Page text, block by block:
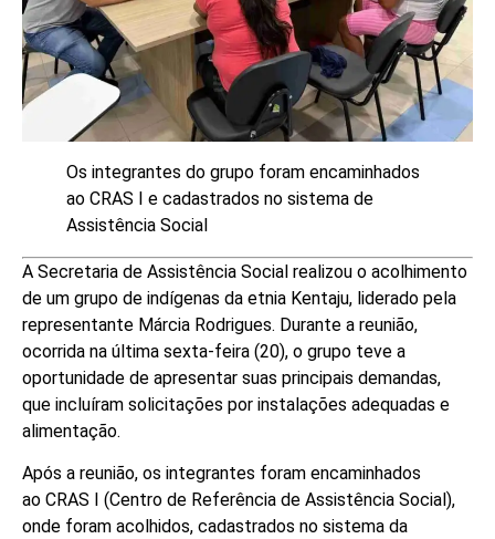
Os integrantes do grupo foram encaminhados
ao CRAS I e cadastrados no sistema de
Assistência Social
A Secretaria de Assistência Social realizou o acolhimento
de um grupo de indígenas da etnia Kentaju, liderado pela
representante Márcia Rodrigues. Durante a reunião,
ocorrida na última sexta-feira (20), o grupo teve a
oportunidade de apresentar suas principais demandas,
que incluíram solicitações por instalações adequadas e
alimentação.
Após a reunião, os integrantes foram encaminhados
ao CRAS I (Centro de Referência de Assistência Social),
onde foram acolhidos, cadastrados no sistema da